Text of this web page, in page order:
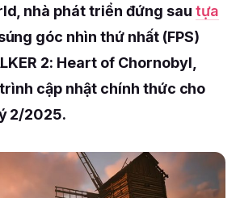
nhà phát triển đứng sau tựa
góc nhìn thứ nhất (FPS)
2: Heart of Chornobyl,
cập nhật chính thức cho
2/2025.